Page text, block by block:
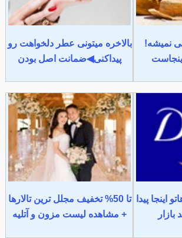
نمیشه!
بالاخره میتونی عطر دلخواهت رو
پیداکنی◀ضمانت اصل بودن
اینجا پیدا
تا 50% تخفیف مجلل ترین تالارها
+ مشاهده لیست مزون و آتلیه